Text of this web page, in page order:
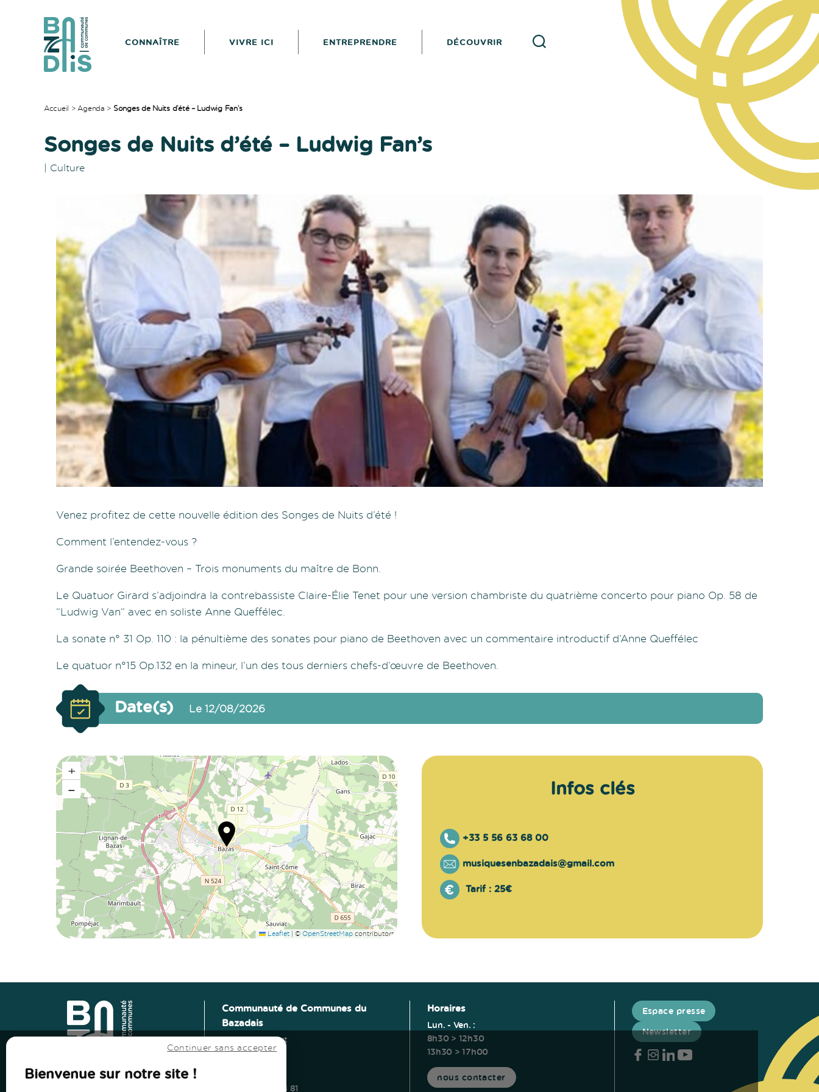
Bazadais
CONNAÎTRE VIVRE ICI ENTREPRENDRE DÉCOUVRIR
Accueil >Agenda > Songes de Nuits d’été – Ludwig Fan’s
Songes de Nuits d’été – Ludwig Fan’s
| Culture
Venez profitez de cette nouvelle édition des Songes de Nuits d’été !
Comment l’entendez-vous ?
Grande soirée Beethoven – Trois monuments du maître de Bonn.
Le Quatuor Girard s’adjoindra la contrebassiste Claire-Élie Tenet pour une version chambriste du quatrième concerto pour piano Op. 58 de
“Ludwig Van“ avec en soliste Anne Queffélec.
La sonate n° 31 Op. 110 : la pénultième des sonates pour piano de Beethoven avec un commentaire introductif d’Anne Queffélec
Le quatuor n°15 Op.132 en la mineur, l’un des tous derniers chefs-d’œuvre de Beethoven.
Date(s) Le 12/08/2026
+
−
Leaflet | © OpenStreetMap contributors
Infos clés
+33 5 56 63 68 00
musiquesenbazadais@gmail.com
Tarif : 25€
Communauté de Communes du
Bazadais
Lieu-Dit Coucut
Route de Lerm
Tel: 05 56 25 28 81
Horaires
Lun. - Ven. :
8h30 > 12h30
13h30 > 17h00
nous contacter
Espace presse
Newsletter
Vers le haut
Continuer sans accepter
Bienvenue sur notre site !